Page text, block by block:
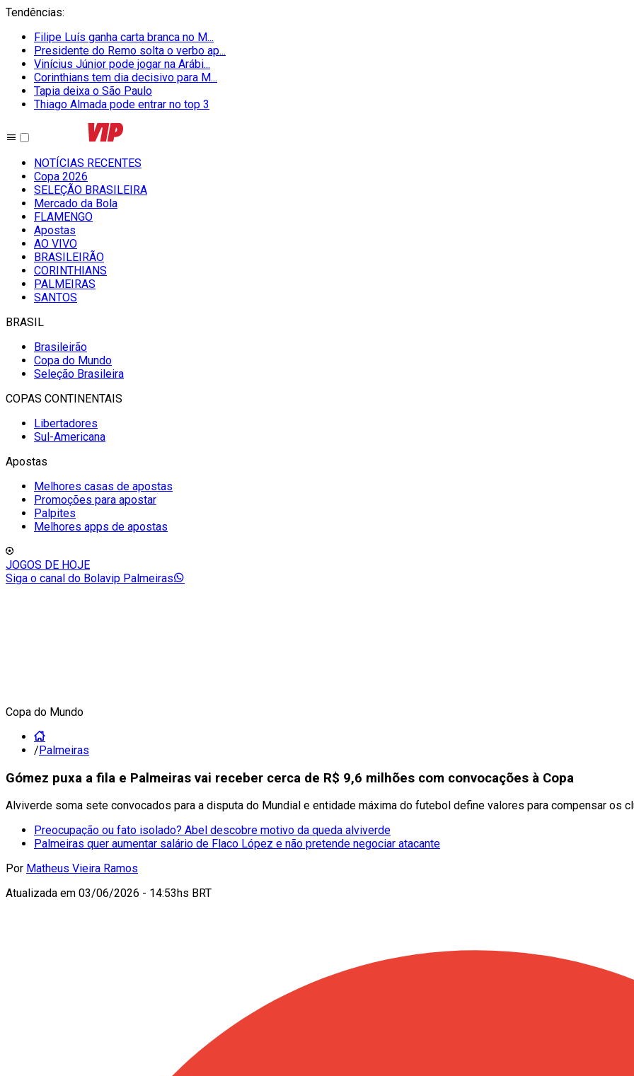
Tendências:
Filipe Luís ganha carta branca no M...
Presidente do Remo solta o verbo ap...
Vinícius Júnior pode jogar na Arábi...
Corinthians tem dia decisivo para M...
Tapia deixa o São Paulo
Thiago Almada pode entrar no top 3
NOTÍCIAS RECENTES
Copa 2026
SELEÇÃO BRASILEIRA
Mercado da Bola
FLAMENGO
Apostas
AO VIVO
BRASILEIRÃO
CORINTHIANS
PALMEIRAS
SANTOS
BRASIL
Brasileirão
Copa do Mundo
Seleção Brasileira
COPAS CONTINENTAIS
Libertadores
Sul-Americana
Apostas
Melhores casas de apostas
Promoções para apostar
Palpites
Melhores apps de apostas
JOGOS DE HOJE
Siga o canal do Bolavip Palmeiras
Copa do Mundo
/Palmeiras
Gómez puxa a fila e Palmeiras vai receber cerca de R$ 9,6 milhões com convocações à Copa
Alviverde soma sete convocados para a disputa do Mundial e entidade máxima do futebol define valores para compensar os
Preocupação ou fato isolado? Abel descobre motivo da queda alviverde
Palmeiras quer aumentar salário de Flaco López e não pretende negociar atacante
Por Matheus Vieira Ramos
Atualizada em 03/06/2026 - 14:53hs BRT